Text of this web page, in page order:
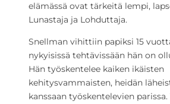
elämässä ovat tärkeitä lempi,
Lunastaja ja Lohduttaja.
Snellman vihittiin papiksi 15
nykyisissä tehtävissään hän on
Hän työskentelee kaiken ikäisten
kehitysvammaisten, heidän
kanssaan työskentelevien